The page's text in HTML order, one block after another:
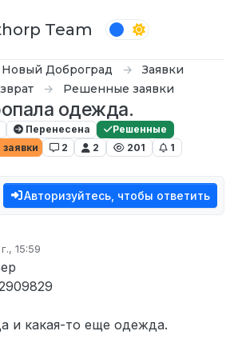
Team
Новый Доброград
Заявки
Решенные заявки
одежда.
Перенесена
Решенные
2 2 201 1
Авторизуйтесь, чтобы ответить
15:59
и какая-то еще одежда.